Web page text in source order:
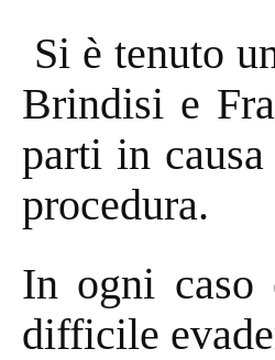
Si è tenuto
Brindisi e
parti in
procedura.
In ogni caso
difficile